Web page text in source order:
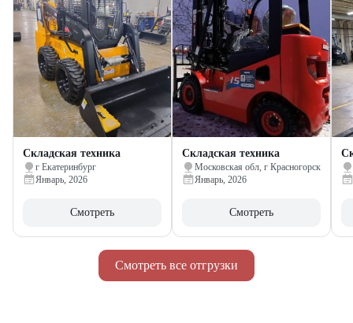
Смотреть все отгрузки
Складская техника
г Екатеринбург
Январь, 2026
Смотреть
Складская техника
Московская обл, г Красногорск
Январь, 2026
Смотреть